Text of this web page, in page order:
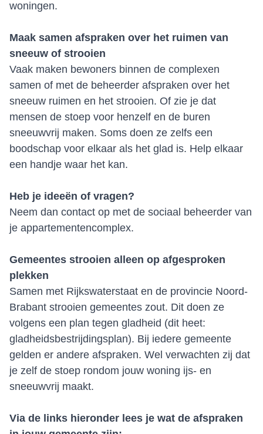
woningen.
Maak samen afspraken over het ruimen van
sneeuw of strooien
Vaak maken bewoners binnen de complexen
samen of met de beheerder afspraken over het
sneeuw ruimen en het strooien. Of zie je dat
mensen de stoep voor henzelf en de buren
sneeuwvrij maken. Soms doen ze zelfs een
boodschap voor elkaar als het glad is. Help elkaar
een handje waar het kan.
Heb je ideeën of vragen?
Neem dan contact op met de sociaal beheerder van
je appartementencomplex.
Gemeentes strooien alleen op afgesproken
plekken
Samen met Rijkswaterstaat en de provincie Noord-
Brabant strooien gemeentes zout. Dit doen ze
volgens een plan tegen gladheid (dit heet:
gladheidsbestrijdingsplan). Bij iedere gemeente
gelden er andere afspraken. Wel verwachten zij dat
je zelf de stoep rondom jouw woning ijs- en
sneeuwvrij maakt.
Via de links hieronder lees je wat de afspraken